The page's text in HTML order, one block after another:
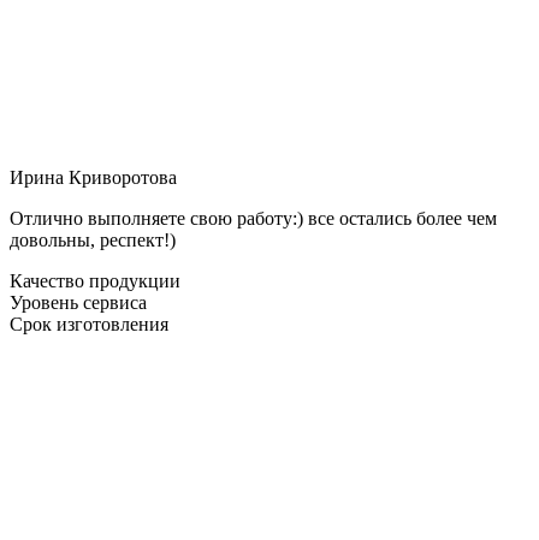
Ирина Криворотова
Отлично выполняете свою работу:) все остались более чем
довольны, респект!)
Качество продукции
Уровень сервиса
Срок изготовления